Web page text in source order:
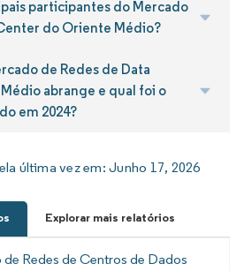
participantes do Mercado
do Oriente Médio?
de Redes de Data
abrange e qual foi o
em 2024?
última vez em:Junho 17, 2026
Explorar mais relatórios
Redes de Centros de Dados